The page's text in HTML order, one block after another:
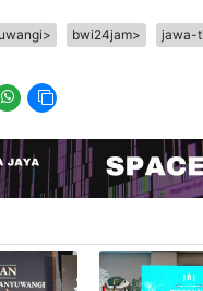
bwi24jam> jawa-